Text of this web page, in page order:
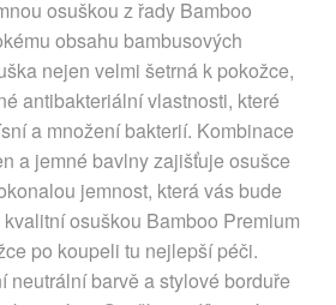
osuškou z řady Bamboo
obsahu bambusových
nejen velmi šetrná k pokožce,
antibakteriální vlastnosti, které
a množení bakterií. Kombinace
a jemné bavlny zajišťuje osušce
jemnost, která vás bude
osuškou Bamboo Premium
po koupeli tu nejlepší péči.
neutrální barvě a stylové borduře